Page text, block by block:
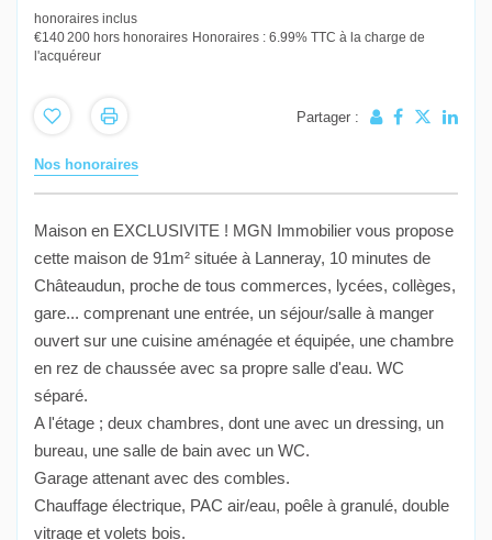
honoraires inclus
€140 200 hors honoraires Honoraires : 6.99% TTC à la charge de
l'acquéreur
Partager :
Nos honoraires
Maison en EXCLUSIVITE ! MGN Immobilier vous propose
cette maison de 91m² située à Lanneray, 10 minutes de
Châteaudun, proche de tous commerces, lycées, collèges,
gare... comprenant une entrée, un séjour/salle à manger
ouvert sur une cuisine aménagée et équipée, une chambre
en rez de chaussée avec sa propre salle d'eau. WC
séparé.
A l'étage ; deux chambres, dont une avec un dressing, un
bureau, une salle de bain avec un WC.
Garage attenant avec des combles.
Chauffage électrique, PAC air/eau, poêle à granulé, double
vitrage et volets bois.